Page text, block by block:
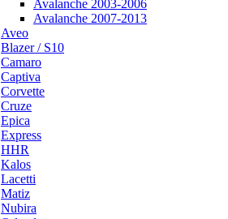
Avalanche 2003-2006
Avalanche 2007-2013
Aveo
Blazer / S10
Camaro
Captiva
Corvette
Cruze
Epica
Express
HHR
Kalos
Lacetti
Matiz
Nubira